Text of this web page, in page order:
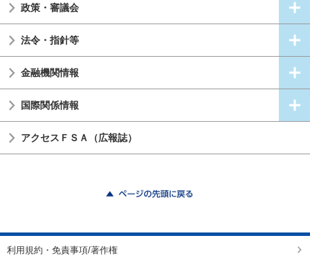
政策・審議会
法令・指針等
金融機関情報
国際関係情報
アクセスＦＳＡ（広報誌）
利用規約・免責事項/著作権